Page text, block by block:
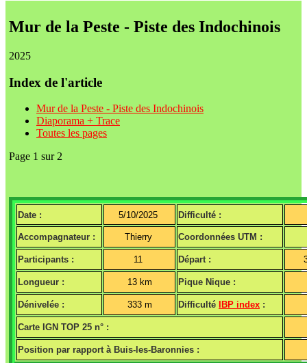
Mur de la Peste - Piste des Indochinois
2025
Index de l'article
Mur de la Peste - Piste des Indochinois
Diaporama + Trace
Toutes les pages
Page 1 sur 2
Date : 5/10/2025 Difficulté :
Accompagnateur : Thierry Coordonnées UTM :
Participants : 11 Départ :
Longueur : 13 km Pique Nique :
Dénivelée : 333 m Difficulté IBP index :
Carte IGN TOP 25 n° :
Position par rapport à Buis-les-Baronnies :